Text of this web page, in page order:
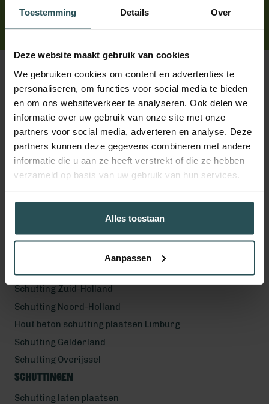
Toestemming Details Over
Deze website maakt gebruik van cookies
We gebruiken cookies om content en advertenties te
personaliseren, om functies voor social media te bieden
en om ons websiteverkeer te analyseren. Ook delen we
informatie over uw gebruik van onze site met onze
partners voor social media, adverteren en analyse. Deze
partners kunnen deze gegevens combineren met andere
informatie die u aan ze heeft verstrekt of die ze hebben
verzameld op basis van uw gebruik van hun services.
Alles toestaan
Aanpassen
App ons
Volg ons!
Werkgebied
Hout beton schutting plaatsen Helmond
Hout beton schutting plaatsen Vught
Hout beton schutting plaatsen Den Bosch
Hout beton schutting plaatsen Uden
Schutting Noord-Brabant
Schutting Zuid-Holland
Schutting Noord-Holland
Hout beton schutting plaatsen Limburg
Schutting Gelderland
Schutting Overijssel
Schuttingen
Schutting laten plaatsen